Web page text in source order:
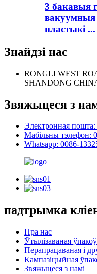
3 бакавыя
пластыкі ...
Знайдзі нас
RONGLI WEST
SHANDONG
Звяжыцеся з
Электронная пошта:
Мабільны тэлефон:
Whatsapp: 0086-
падтрымка
Пра нас
Ўтылізаваная
Перапрацаваная і
Кампазіцыйная
Звяжыцеся з намі